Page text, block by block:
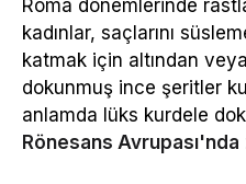
Roma dönemlerinde
kadınlar, saçlarını
katmak için altından
dokunmuş ince şeritler
anlamda lüks kurdele
Rönesans Avrupası'nda